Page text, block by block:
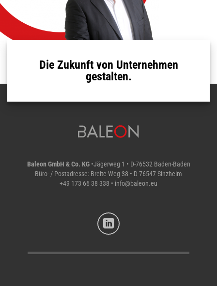
Die Zukunft von Unternehmen
gestalten.
Baleon GmbH & Co. KG•Jägerweg 1 • D-76532 Baden-Baden
Büro- / Postadresse: Breite Weg 38 • D-76547 Sinzheim
+49 173 66 38 338 • info@baleon.eu